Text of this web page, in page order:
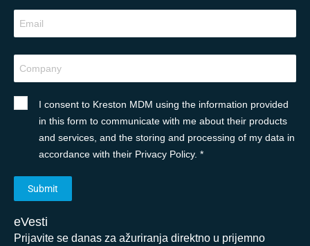
I consent to Kreston MDM using the information provided
in this form to communicate with me about their products
and services, and the storing and processing of my data in
accordance with their Privacy Policy. *
eVesti
Prijavite se danas za ažuriranja direktno u prijemno